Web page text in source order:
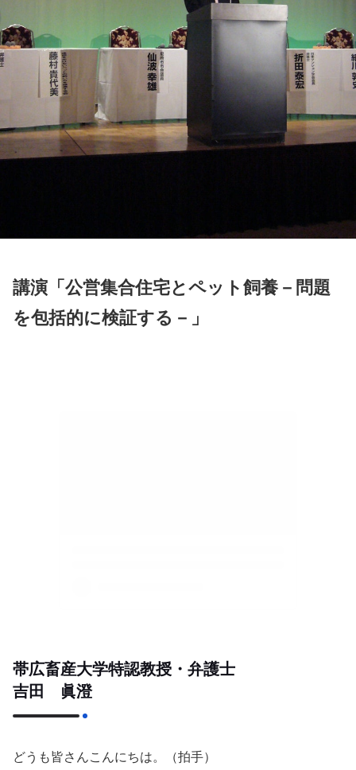
講演「公営集合住宅とペット飼養－問題
を包括的に検証する－」
帯広畜産大学特認教授・弁護士
吉田 眞澄
どうも皆さんこんにちは。（拍手）